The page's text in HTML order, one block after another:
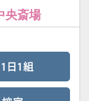
央斎場